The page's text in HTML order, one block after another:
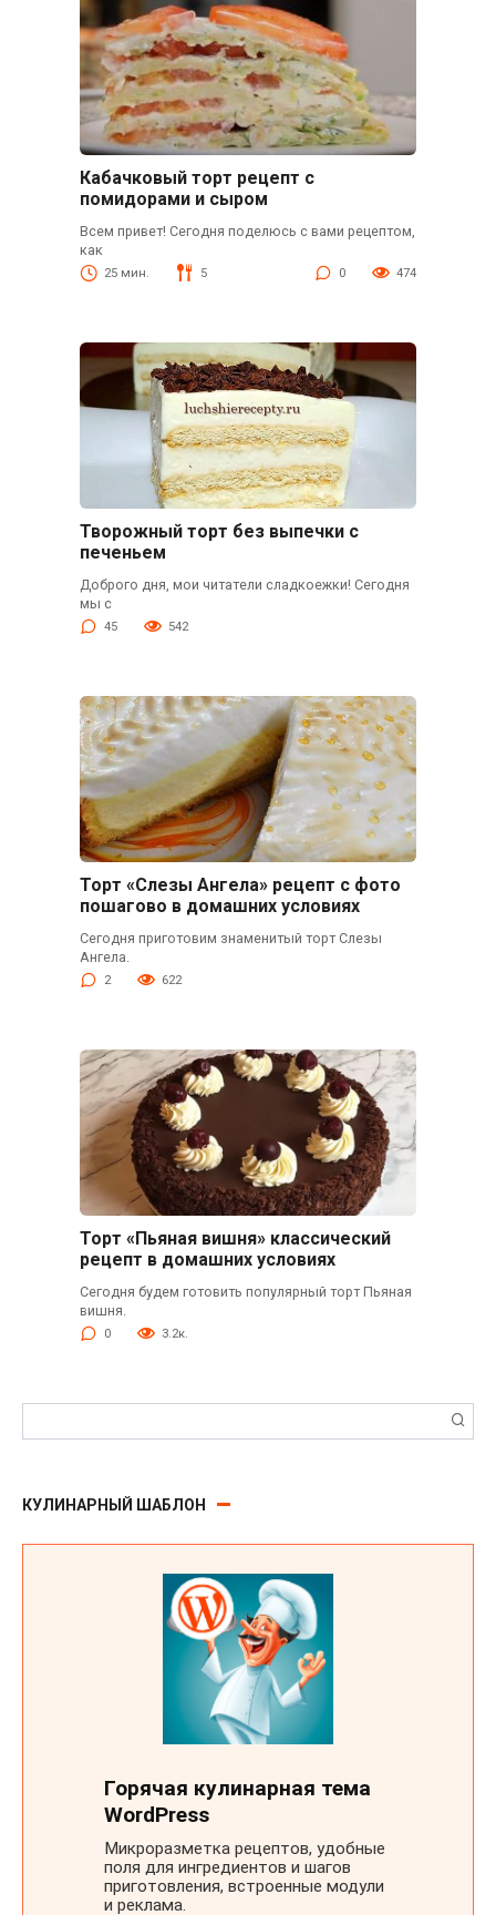
Кабачковый торт рецепт с
помидорами и сыром
Всем привет! Сегодня поделюсь с вами рецептом,
как
25 мин. 5 0 474
Творожный торт без выпечки с
печеньем
Доброго дня, мои читатели сладкоежки! Сегодня
мы с
45 542
Торт «Слезы Ангела» рецепт с фото
пошагово в домашних условиях
Сегодня приготовим знаменитый торт Слезы
Ангела.
2 622
Торт «Пьяная вишня» классический
рецепт в домашних условиях
Сегодня будем готовить популярный торт Пьяная
вишня.
0 3.2к.
КУЛИНАРНЫЙ ШАБЛОН